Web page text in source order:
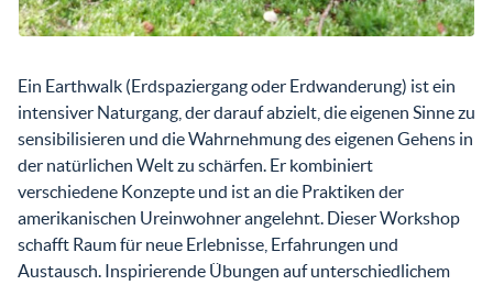
Ein Earthwalk (Erdspaziergang oder Erdwanderung) ist ein
intensiver Naturgang, der darauf abzielt, die eigenen Sinne zu
sensibilisieren und die Wahrnehmung des eigenen Gehens in
der natürlichen Welt zu schärfen. Er kombiniert
verschiedene Konzepte und ist an die Praktiken der
amerikanischen Ureinwohner angelehnt. Dieser Workshop
schafft Raum für neue Erlebnisse, Erfahrungen und
Austausch. Inspirierende Übungen auf unterschiedlichem